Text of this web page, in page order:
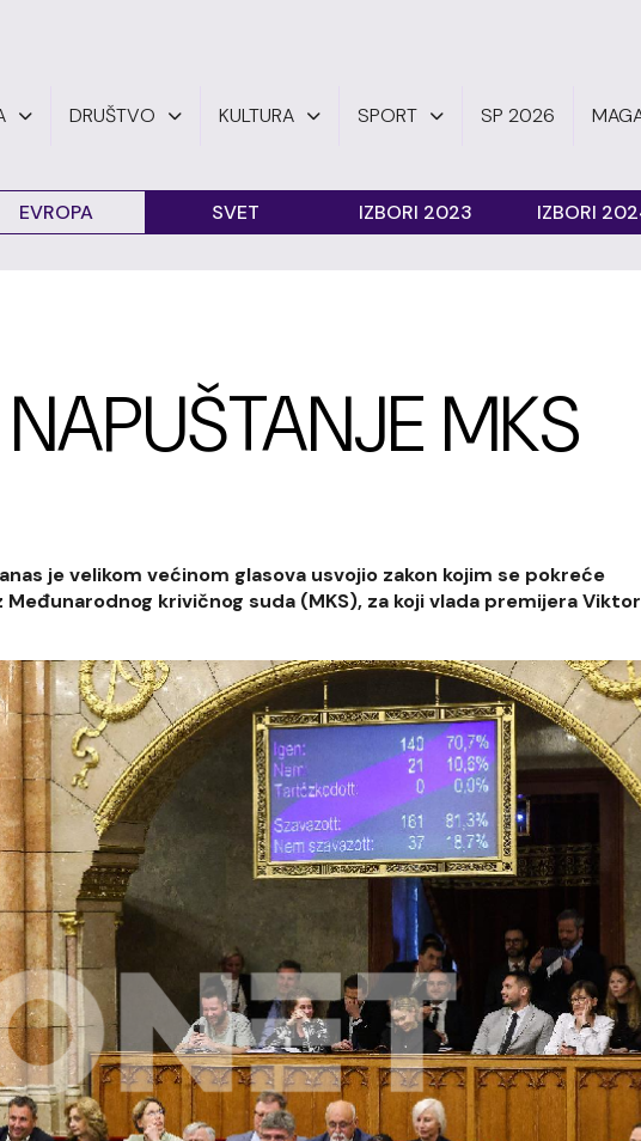
DRUŠTVO KULTURA SPORT SP 2026
EVROPA SVET IZBORI 2023 IZBORI
MKS
je velikom većinom glasova usvojio zakon kojim se pokreće
krivičnog suda (MKS), za koji vlada premijera